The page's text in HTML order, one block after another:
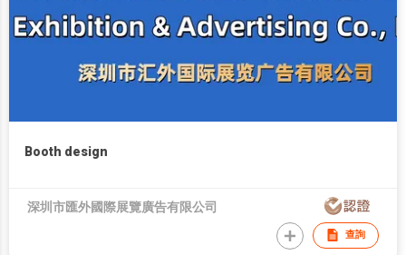
Booth design
深圳市匯外國際展覽廣告有限公司
查詢